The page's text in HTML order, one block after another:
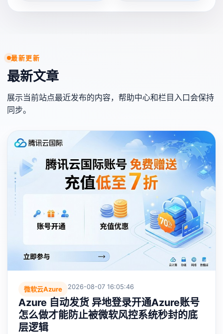
最新更新
最新文章
展示当前站点最近发布的内容，帮助中心和栏目入口会保持
同步。
微软云Azure 2026-08-07 16:05:46
Azure 自动发货 异地登录开通Azure账号
怎么做才能防止被微软风控系统秒封的底
层逻辑